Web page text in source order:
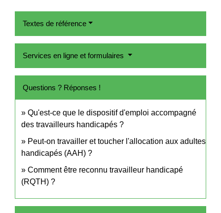
Textes de référence
Services en ligne et formulaires
Questions ? Réponses !
Qu'est-ce que le dispositif d'emploi accompagné
des travailleurs handicapés ?
Peut-on travailler et toucher l'allocation aux adultes
handicapés (AAH) ?
Comment être reconnu travailleur handicapé
(RQTH) ?